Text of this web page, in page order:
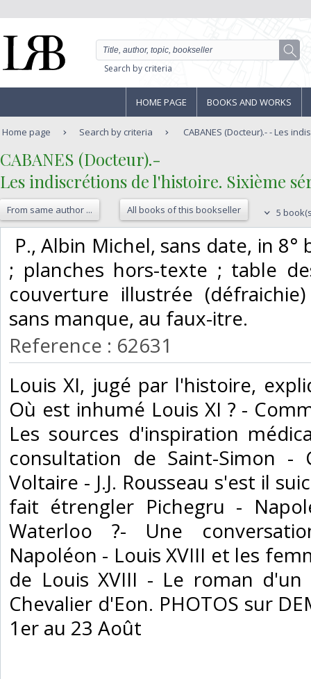
Search by criteria
HOME PAGE BOOKS AND WORKS
Home page Search by criteria CABANES (Docteur).- - Les
‎CABANES (Docteur).-‎
‎Les indiscrétions de l'histoire. Sixième
From same author ... All books of this bookseller 5
P., Albin Michel, sans date, in 8°
; planches hors-texte ; table
couverture illustrée
sans manque, au faux-itre. ‎
Reference : 62631
‎Louis XI, jugé par l'histoire,
Où est inhumé Louis XI ? -
Les sources d'inspiration
consultation de Saint-Simon -
Voltaire - J.J. Rousseau s'est il
fait étrengler Pichegru -
Waterloo ?- Une
Napoléon - Louis XVIII et les
de Louis XVIII - Le roman
Chevalier d'Eon. PHOTOS sur
1er au 23 Août‎